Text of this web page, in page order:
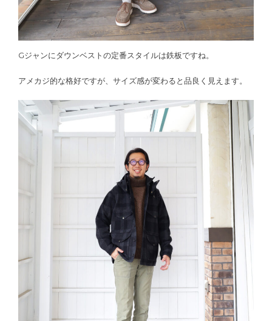
Gジャンにダウンベストの定番スタイルは鉄板ですね。
アメカジ的な格好ですが、サイズ感が変わると品良く見えます。